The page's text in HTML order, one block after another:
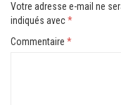
Votre adresse e-mail ne
indiqués avec*
Commentaire *